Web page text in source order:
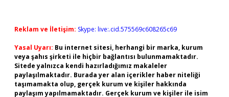
Reklam ve İletişim: Skype: live:.cid.575569c608265c69
Yasal Uyarı: Bu internet sitesi, herhangi bir marka, kurum
veya şahıs şirketi ile hiçbir bağlantısı bulunmamaktadır.
Sitede yalnızca kendi hazırladığımız makaleler
paylaşılmaktadır. Burada yer alan içerikler haber niteliği
taşımamakta olup, gerçek kurum ve kişiler hakkında
paylaşım yapılmamaktadır. Gerçek kurum ve kişiler ile isim